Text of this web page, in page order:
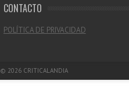
CONTACTO
POLÍTICA DE PRIVACIDAD
© 2026 CRITICALANDIA